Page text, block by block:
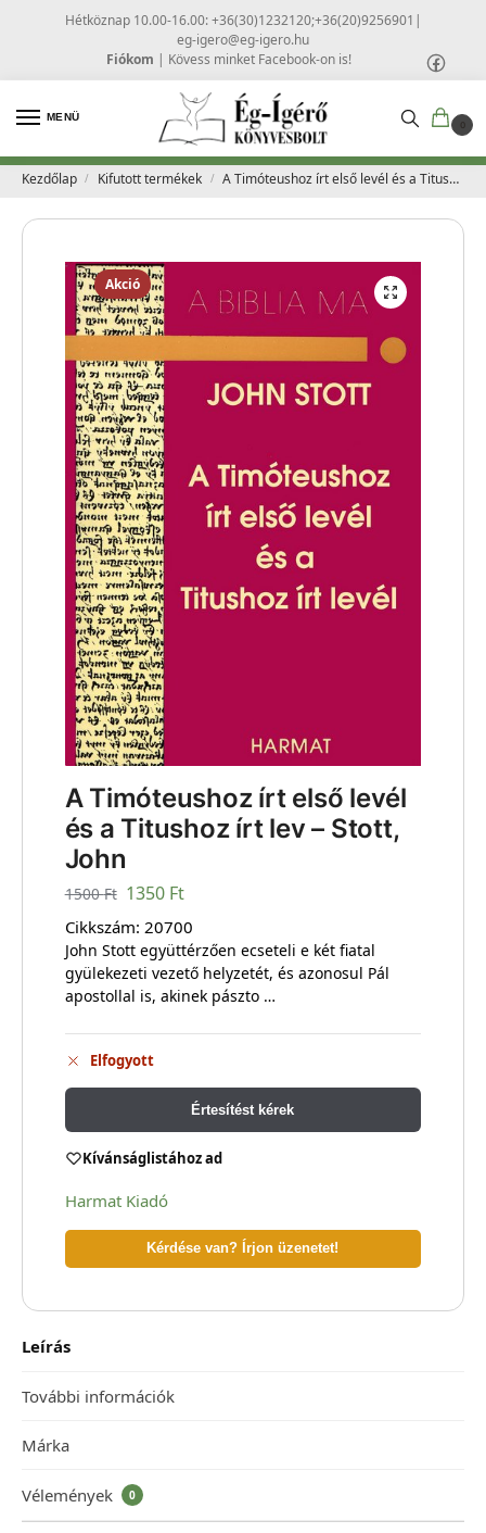
Hétköznap 10.00-16.00: +36(30)1232120;+36(20)9256901 |
eg-igero@eg-igero.hu
Fiókom | Kövess minket Facebook-on is!
MENÜ
0
Kezdőlap / Kifutott termékek / A Timóteushoz írt első levél és a Titushoz írt lev – Stott, John
Akció
A Timóteushoz írt első levél
és a Titushoz írt lev – Stott,
John
1500Ft 1350 Ft
Cikkszám: 20700
John Stott együttérzően ecseteli e két fiatal
gyülekezeti vezető helyzetét, és azonosul Pál
apostollal is, akinek pászto …
Elfogyott
Értesítést kérek
Kívánságlistához ad
Harmat Kiadó
Kérdése van? Írjon üzenetet!
Leírás
További információk
Márka
Vélemények 0